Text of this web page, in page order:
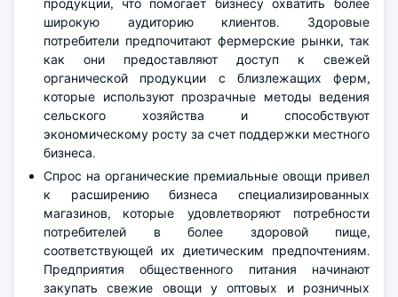
продукции, что помогает бизнесу охватить более
широкую аудиторию клиентов. Здоровые
потребители предпочитают фермерские рынки, так
как они предоставляют доступ к свежей
органической продукции с близлежащих ферм,
которые используют прозрачные методы ведения
сельского хозяйства и способствуют
экономическому росту за счет поддержки местного
бизнеса.
Спрос на органические премиальные овощи привел
к расширению бизнеса специализированных
магазинов, которые удовлетворяют потребности
потребителей в более здоровой пище,
соответствующей их диетическим предпочтениям.
Предприятия общественного питания начинают
закупать свежие овощи у оптовых и розничных